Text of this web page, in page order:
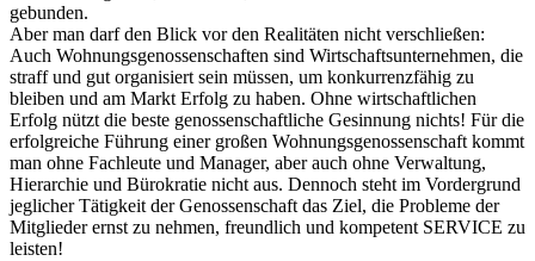
gebunden.
Aber man darf den Blick vor den Realitäten nicht verschließen:
Auch Wohnungsgenossenschaften sind Wirtschaftsunternehmen, die
straff und gut organisiert sein müssen, um konkurrenzfähig zu
bleiben und am Markt Erfolg zu haben. Ohne wirtschaftlichen
Erfolg nützt die beste genossenschaftliche Gesinnung nichts! Für die
erfolgreiche Führung einer großen Wohnungsgenossenschaft kommt
man ohne Fachleute und Manager, aber auch ohne Verwaltung,
Hierarchie und Bürokratie nicht aus. Dennoch steht im Vordergrund
jeglicher Tätigkeit der Genossenschaft das Ziel, die Probleme der
Mitglieder ernst zu nehmen, freundlich und kompetent SERVICE zu
leisten!